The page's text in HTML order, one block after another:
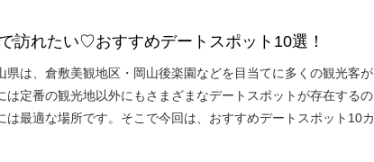
訪れたい♡おすすめデートスポット10選！
県は、倉敷美観地区・岡山後楽園などを目当てに多くの観光客が
は定番の観光地以外にもさまざまなデートスポットが存在するの
は最適な場所です。そこで今回は、おすすめデートスポット10カ